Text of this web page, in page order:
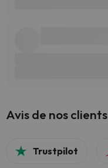
Avis de nos clients
Trustpilot